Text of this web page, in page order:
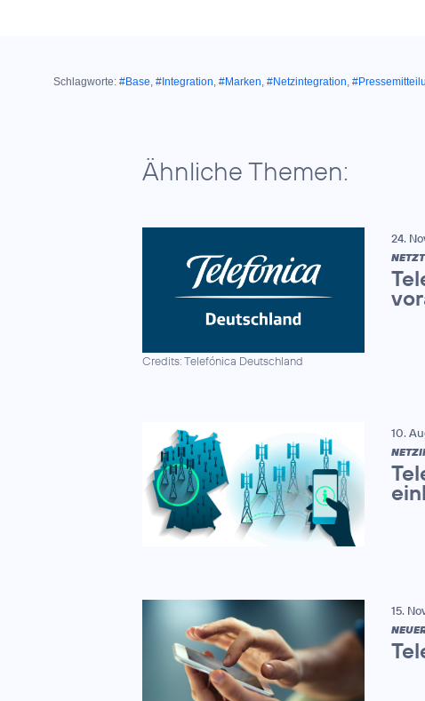
Schlagworte: #Base, #Integration, #Marken, #Netzintegration,
Ähnliche Themen:
Credits: Telefónica Deutschland
24.
10.
15.